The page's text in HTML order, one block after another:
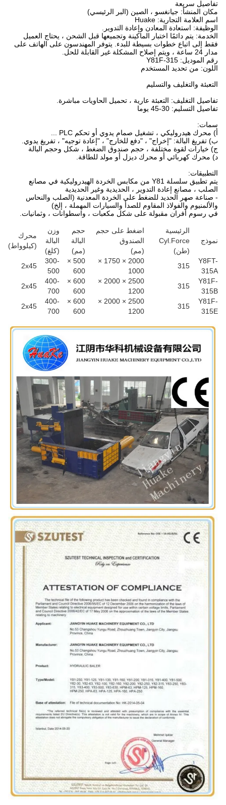
تفاصيل سريعة
مكان المنشأ: جيانغسو ، الصين (البر الرئيسي)
اسم العلامة التجارية: Huake
الوظيفة: استعادة المعادن وإعادة التدوير.
الخدمة: يتم دائمًا اختبار الماكينة وتجميعها قبل الشحن ، يحتاج العميل
فقط إلى اتباع خطوات بسيطة للبدء. يتوفر المهندسون على الهاتف على
مدار 24 ساعة ، ويتم إصلاح المشكلة غير القابلة للحل.
رقم الموديل: Y81F-315
اللون: من تحديد المستخدم
التعبئة والتغليف والتسليم
تفاصيل التغليف: التعبئة عارية ، تحميل الحاويات مباشرة.
تفاصيل التسليم: 30-45 يوما
سمات:
أ) محرك هيدروليكي ، تشغيل صمام يدوي أو تحكم PLC ...
ب) تفريغ البالة: "إخراج" ، "دفع للخارج" ، "إعادة توجيه" ، تفريغ يدوي.
ج) خيارات لقوة مختلفة ، حجم صندوق الضغط ، شكل وحجم البالة
د) محرك كهربائي أو محرك ديزل أو مولد للطاقة.
التطبيقات:
يتم تطبيق سلسلة Y81 من مكابس الخردة الهيدروليكية في مصانع
الصلب ، مصانع إعادة التدوير ، الحديدية وغير الحديدية
- صناعة صهر الحديد للضغط على الخردة المعدنية (الصلب والنحاس
والألمنيوم والفولاذ المقاوم للصدأ والسيارات المهملة ، إلخ)
في رسوم أفران مقبولة على شكل مكعبات ، واسطوانات ، وثمانيات.
نموذج
الرئيسية
Cyl.Force
(طن)
اضغط على حجم
الصندوق
(مم)
حجم
البالة
(مم)
وزن
البالة
(كلغ)
محرك
(كيلوواط)
Y8FT-
315A
315
2000 × 1750 ×
1000
500 ×
600
300-
500
2x45
Y81F-
315B
315
2500 × 2000 ×
1200
600 ×
600
400-
700
2x45
Y81F-
315E
315
2500 × 2000 ×
1200
600 ×
600
400-
700
2x45